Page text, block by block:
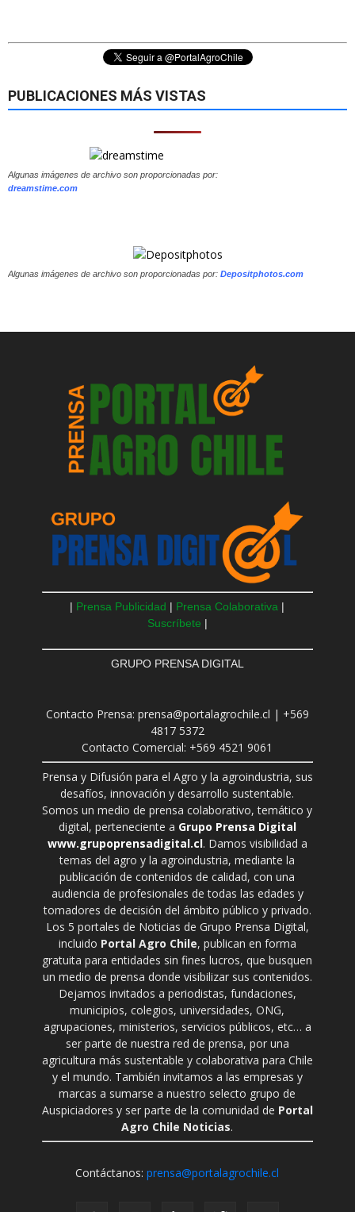
PUBLICACIONES MÁS VISTAS
Algunas imágenes de archivo son proporcionadas por:
dreamstime.com
Algunas imágenes de archivo son proporcionadas por: Depositphotos.com
| Prensa Publicidad | Prensa Colaborativa |
Suscríbete |
GRUPO PRENSA DIGITAL
Contacto Prensa: prensa@portalagrochile.cl | +569
4817 5372
Contacto Comercial: +569 4521 9061
Prensa y Difusión para el Agro y la agroindustria, sus
desafíos, innovación y desarrollo sustentable.
Somos un medio de prensa colaborativo, temático y
digital, perteneciente a Grupo Prensa Digital
www.grupoprensadigital.cl. Damos visibilidad a
temas del agro y la agroindustria, mediante la
publicación de contenidos de calidad, con una
audiencia de profesionales de todas las edades y
tomadores de decisión del ámbito público y privado.
Los 5 portales de Noticias de Grupo Prensa Digital,
incluido Portal Agro Chile, publican en forma
gratuita para entidades sin fines lucros, que busquen
un medio de prensa donde visibilizar sus contenidos.
Dejamos invitados a periodistas, fundaciones,
municipios, colegios, universidades, ONG,
agrupaciones, ministerios, servicios públicos, etc… a
ser parte de nuestra red de prensa, por una
agricultura más sustentable y colaborativa para Chile
y el mundo. También invitamos a las empresas y
marcas a sumarse a nuestro selecto grupo de
Auspiciadores y ser parte de la comunidad de Portal
Agro Chile Noticias.
Contáctanos:prensa@portalagrochile.cl